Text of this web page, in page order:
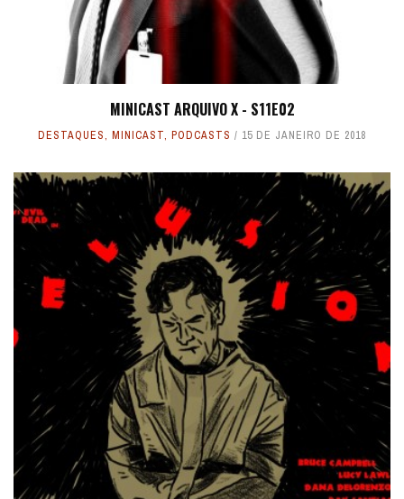
MINICAST ARQUIVO X - S11E02
DESTAQUES, MINICAST, PODCASTS 15 DE JANEIRO DE 2018